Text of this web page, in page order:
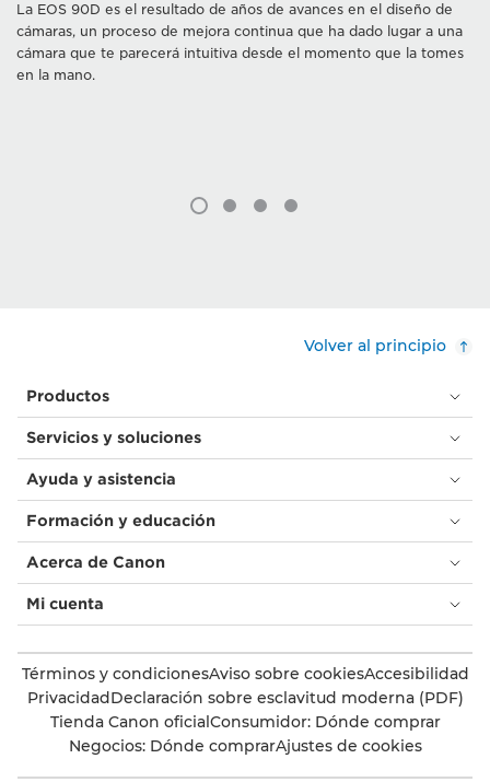
La EOS 90D es el resultado de años de avances en el diseño de
cámaras, un proceso de mejora continua que ha dado lugar a una
cámara que te parecerá intuitiva desde el momento que la tomes
en la mano.
Volver al principio
Productos
Servicios y soluciones
Ayuda y asistencia
Formación y educación
Acerca de Canon
Mi cuenta
Términos y condicionesAviso sobre cookiesAccesibilidad
PrivacidadDeclaración sobre esclavitud moderna (PDF)
Tienda Canon oficialConsumidor: Dónde comprar
Negocios: Dónde comprarAjustes de cookies